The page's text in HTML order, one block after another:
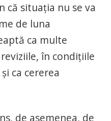
că situația nu se va
de luna
ca multe
în condițiile
ca cererea
de asemenea, de